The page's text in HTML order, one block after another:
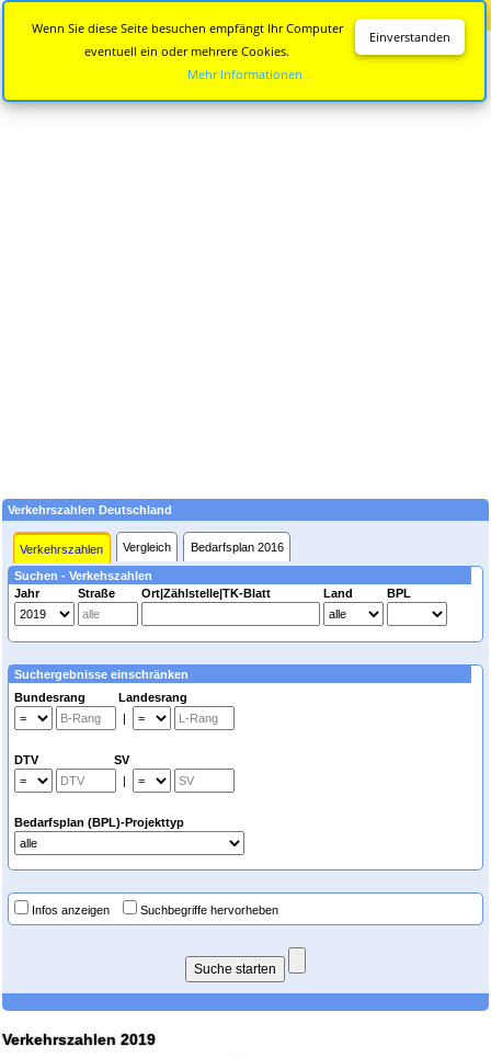
Verkehrszahlen Deutschland
Verkehrszahlen Vergleich Bedarfsplan 2016
Suchen - Verkehszahlen
Jahr
Straße Ort|Zählstelle|TK-Blatt Land BPL
Suchergebnisse einschränken
Bundesrang Landesrang
|
DTV SV
|
Bedarfsplan (BPL)-Projekttyp
Infos anzeigen Suchbegriffe hervorheben
Verkehrszahlen 2019
Einverstanden
Wenn Sie diese Seite besuchen empfängt Ihr Computer
eventuell ein oder mehrere Cookies.
Mehr Informationen